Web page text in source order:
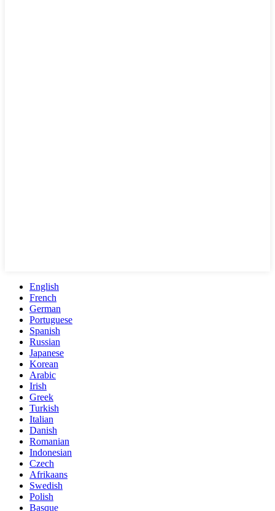
English
French
German
Portuguese
Spanish
Russian
Japanese
Korean
Arabic
Irish
Greek
Turkish
Italian
Danish
Romanian
Indonesian
Czech
Afrikaans
Swedish
Polish
Basque